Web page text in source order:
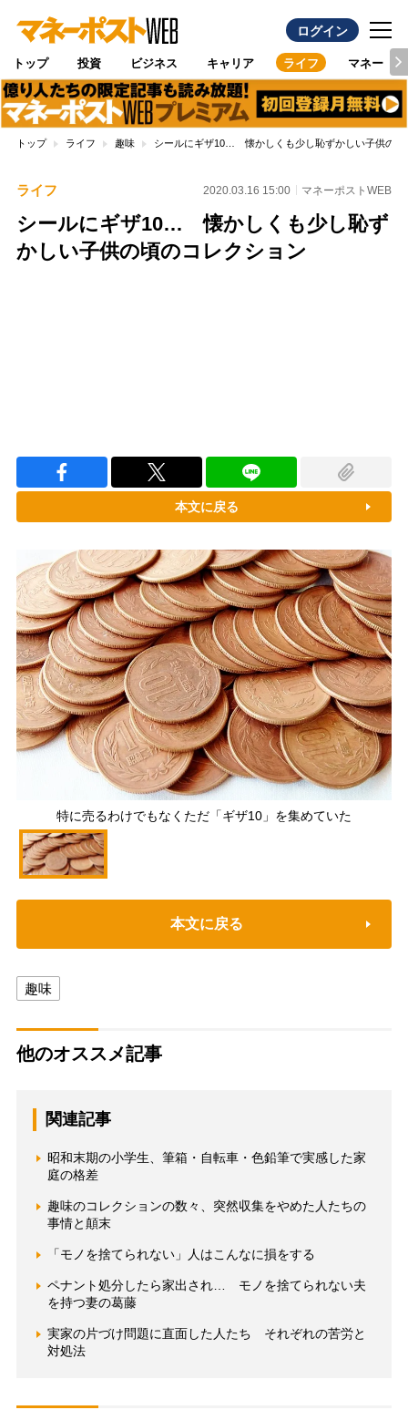
ログイン
トップ 投資 ビジネス キャリア ライフ マネー
トップ ライフ 趣味 シールにギザ10… 懐かしくも少し恥ずかしい子供の頃
ライフ 2020.03.16 15:00 マネーポストWEB
シールにギザ10… 懐かしくも少し恥ず
かしい子供の頃のコレクション
本文に戻る
特に売るわけでもなくただ「ギザ10」を集めていた
本文に戻る
趣味
他のオススメ記事
関連記事
昭和末期の小学生、筆箱・自転車・色鉛筆で実感した家
庭の格差
趣味のコレクションの数々、突然収集をやめた人たちの
事情と顛末
「モノを捨てられない」人はこんなに損をする
ペナント処分したら家出され… モノを捨てられない夫
を持つ妻の葛藤
実家の片づけ問題に直面した人たち それぞれの苦労と
対処法